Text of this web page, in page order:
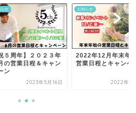
せ
年12月年末年始の
日程とキャンペーン
2022年11月7日
お知らせ
2026年8月の営業日
キャンペーン
2026年7